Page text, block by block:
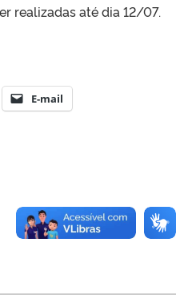
realizadas até dia 12/07.
E-mail